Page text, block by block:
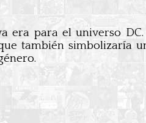
era para el universo
también simbolizaría